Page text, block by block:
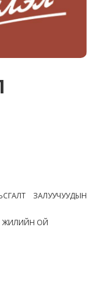
ЗАЛУУЧУУДЫН
ЖИЛИЙН ОЙ